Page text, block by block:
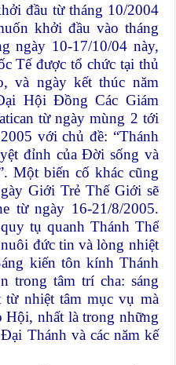
đầu từ tháng 10/2004
khởi đầu vào tháng
ngày 10-17/10/04 này,
Tế được tổ chức tại thủ
và ngày kết thúc năm
Hội Đồng Các Giám
từ ngày mùng 2 tới
với chủ đề: “Thánh
đỉnh của Đời sống và
Một biến cố khác cũng
Giới Trẻ Thế Giới sẽ
từ ngày 16-21/8/2005.
tụ quanh Thánh Thể
đức tin và lòng nhiệt
kiến tôn kính Thánh
trong tâm trí cha: sáng
nhiệt tâm mục vụ mà
Hội, nhất là trong những
Thánh và các năm kế